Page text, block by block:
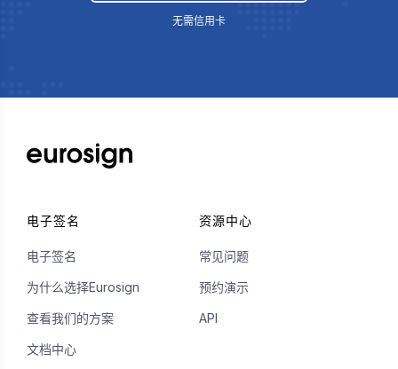
无需信用卡
电子签名
电子签名
为什么选择Eurosign
查看我们的方案
文档中心
资源中心
常见问题
预约演示
API